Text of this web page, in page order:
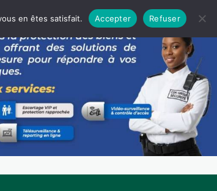
en êtes satisfait. Accepter Refuser